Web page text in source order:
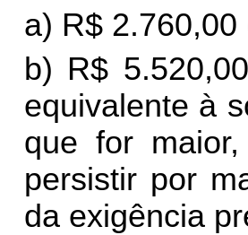
a) R$
b) R$
equivalente à
que for
persistir por
da exigência